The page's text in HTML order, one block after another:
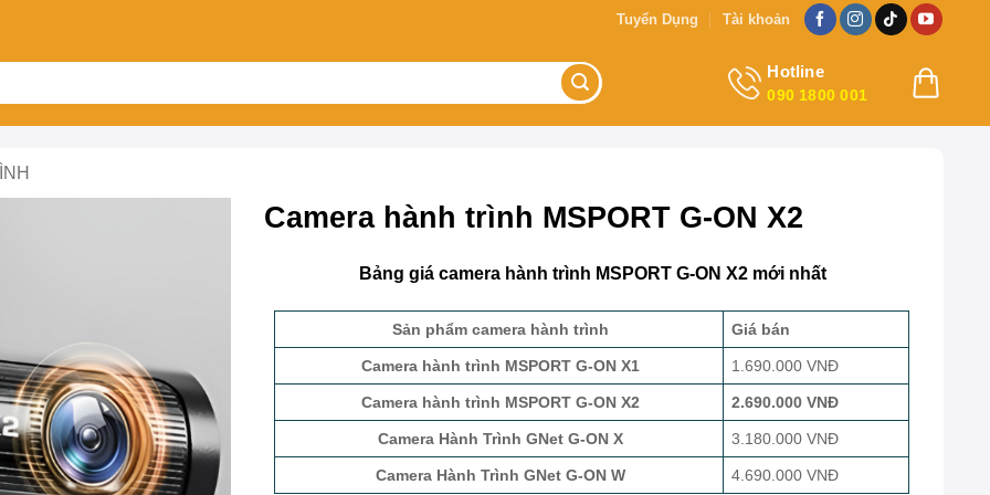
Tuyển Dụng Tài khoản
Hotline
090 1800 001
Camera hành trình MSPORT G-ON X2
Bảng giá camera hành trình MSPORT G-ON X2 mới nhất
Sản phẩm camera hành trình Giá bán
Camera hành trình MSPORT G-ON X1 1.690.000 VNĐ
Camera hành trình MSPORT G-ON X2 2.690.000 VNĐ
Camera Hành Trình GNet G-ON X 3.180.000 VNĐ
Camera Hành Trình GNet G-ON W 4.690.000 VNĐ